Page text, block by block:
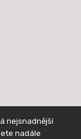
nejsnadnější
nadále